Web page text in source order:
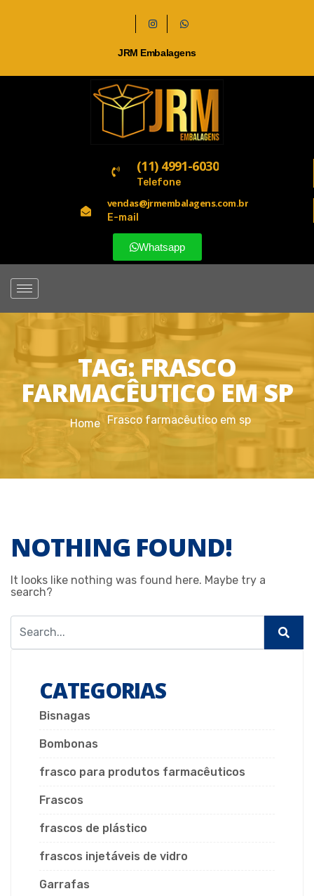
JRM Embalagens
(11) 4991-6030
Telefone
vendas@jrmembalagens.com.br
E-mail
Whatsapp
TAG: FRASCO
FARMACÊUTICO EM SP
Home Frasco farmacêutico em sp
NOTHING FOUND!
It looks like nothing was found here. Maybe try a
search?
CATEGORIAS
Bisnagas
Bombonas
frasco para produtos farmacêuticos
Frascos
frascos de plástico
frascos injetáveis de vidro
Garrafas